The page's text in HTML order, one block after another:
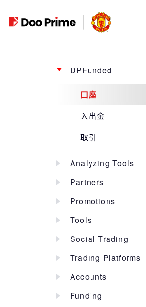
DPFunded
口座
入出金
取引
Analyzing Tools
Partners
Promotions
Tools
Social Trading
Trading Platforms
Accounts
Funding